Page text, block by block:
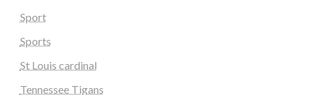
Sport
Sports
St Louis cardinal
Tennessee Tigans